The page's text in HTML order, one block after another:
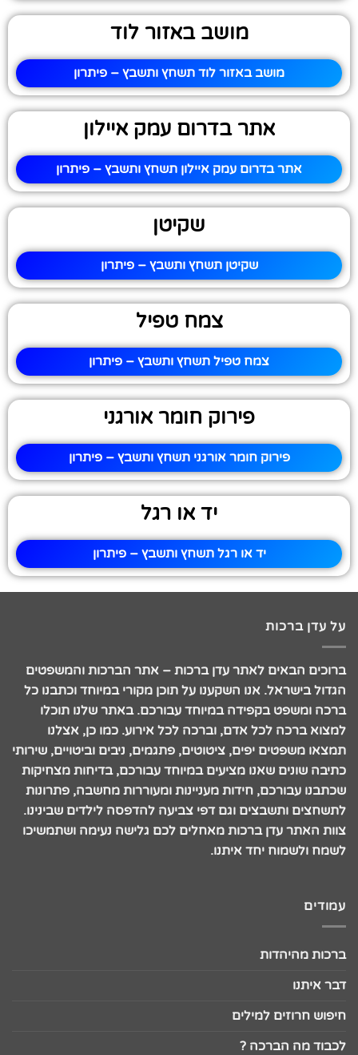
מושב באזור לוד
מושב באזור לוד תשחץ ותשבץ – פיתרון
אתר בדרום עמק איילון
אתר בדרום עמק איילון תשחץ ותשבץ – פיתרון
שקיטן
שקיטן תשחץ ותשבץ – פיתרון
צמח טפיל
צמח טפיל תשחץ ותשבץ – פיתרון
פירוק חומר אורגני
פירוק חומר אורגני תשחץ ותשבץ – פיתרון
יד או רגל
יד או רגל תשחץ ותשבץ – פיתרון
על עדן ברכות
ברוכים הבאים לאתר עדן ברכות – אתר הברכות והמשפטים
הגדול בישראל. אנו השקענו על תוכן מקורי במיוחד וכתבנו כל
ברכה ומשפט בקפידה במיוחד עבורכם. באתר שלנו תוכלו
למצוא ברכה לכל אדם, וברכה לכל אירוע. כמו כן, אצלנו
תמצאו משפטים יפים, ציטוטים, פתגמים, ניבים וביטויים, שירותי
כתיבה שונים שאנו מציעים במיוחד עבורכם, בדיחות מצחיקות
שכתבנו עבורכם, חידות מעניינות ומעוררות מחשבה, פתרונות
לתשחצים ותשבצים וגם דפי צביעה להדפסה לילדים שבינינו.
צוות האתר עדן ברכות מאחלים לכם גלישה נעימה ושתמשיכו
לשמח ולשמוח יחד איתנו.
עמודים
ברכות מהיהדות
דבר איתנו
חיפוש חרוזים למילים
לכבוד מה הברכה ?